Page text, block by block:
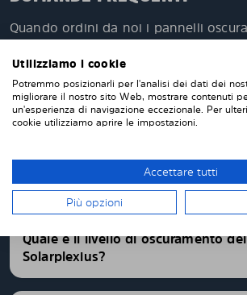
Quando ordini da noi i pannelli
questi verranno prodotti
misura per i vetri della tua auto. Non
rifinire nulla da solo. I nostri pannelli
vengono consegnati pretagliati con
perfetta. Abbiamo pannelli oscurati
Quale è il livello di oscuramento
Solarplexius?
Utilizziamo i cookie
Potremmo posizionarli per l'analisi dei dati dei
migliorare il nostro sito Web, mostrare contenuti
un'esperienza di navigazione eccezionale. Per
cookie utilizziamo aprire le impostazioni.
Accettare tutti
Più opzioni